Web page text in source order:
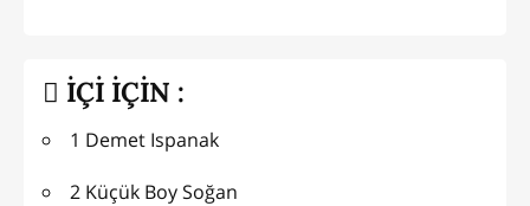
İÇİ İÇİN :
1 Demet Ispanak
2 Küçük Boy Soğan